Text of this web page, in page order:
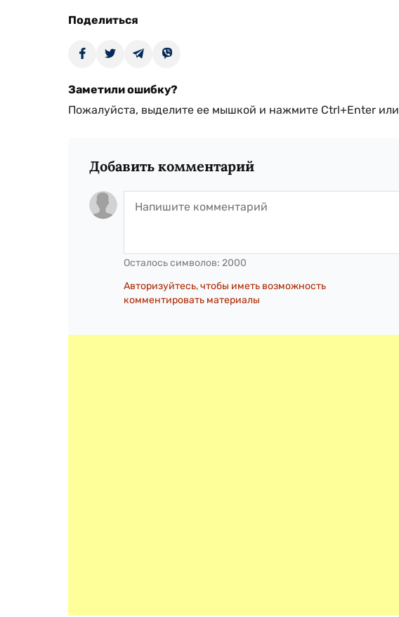
Поделиться
Заметили ошибку?
Пожалуйста, выделите ее мышкой и нажмите Ctrl+Enter или
Добавить комментарий
Осталось символов: 2000
Авторизуйтесь, чтобы иметь возможность
комментировать материалы